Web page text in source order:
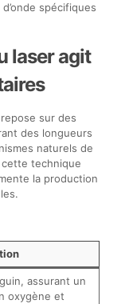
spécifiques
laser agit
sur des
des longueurs
naturels de
technique
la production
assurant un
oxygène et